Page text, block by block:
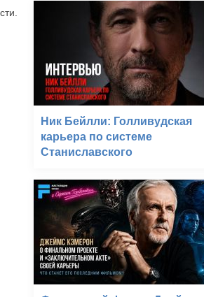
Ник Бейлли: Голливудская
карьера по системе
Станиславского